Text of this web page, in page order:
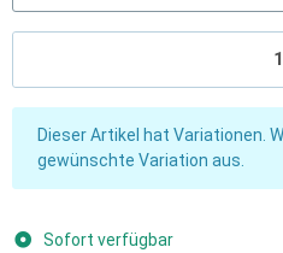
x
Dieser Artikel hat Variationen.
gewünschte Variation aus.
Sofort verfügbar